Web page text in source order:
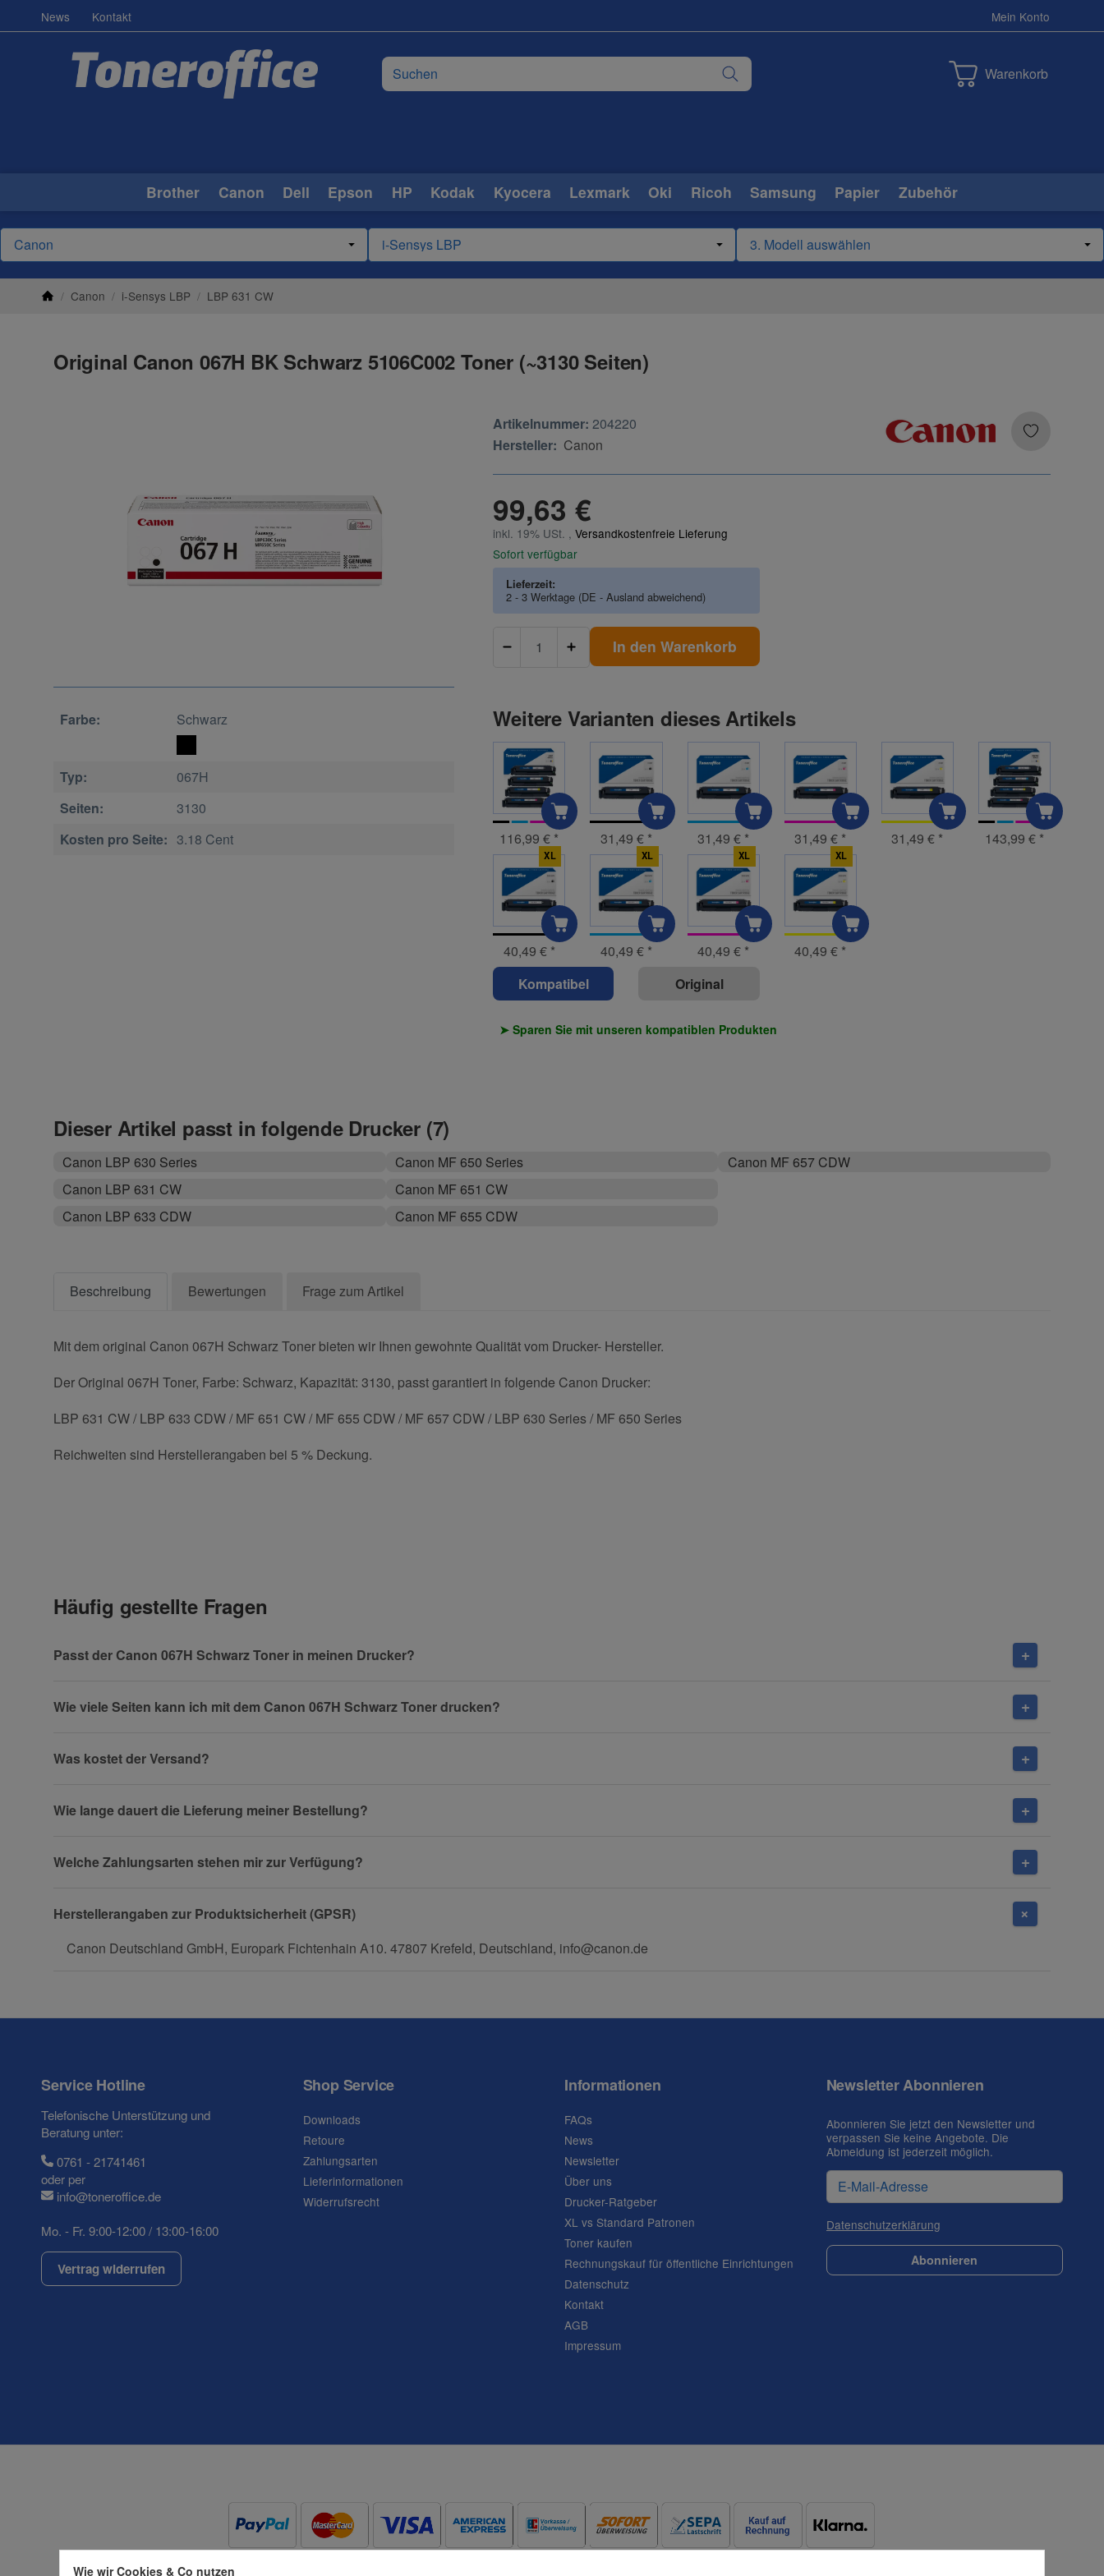
News Kontakt Mein Konto
Warenkorb
Brother Canon Dell Epson HP Kodak Kyocera Lexmark Oki Ricoh Samsung Papier Zubehör
/ Canon / i-Sensys LBP / LBP 631 CW
Original Canon 067H BK Schwarz 5106C002 Toner (~3130 Seiten)
Farbe: Schwarz
Typ:
067H
Seiten:
3130
Kosten pro Seite: 3.18 Cent
Artikelnummer: 204220
Hersteller: Canon
99,63 €
inkl. 19% USt. ,Versandkostenfreie Lieferung
Sofort verfügbar
Lieferzeit:
2 - 3 Werktage (DE - Ausland abweichend)
In den Warenkorb
Weitere Varianten dieses Artikels
116,99 € * 31,49 € * 31,49 € * 31,49 € * 31,49 € * 143,99 € *
XL
40,49 € *
XL
40,49 € *
XL
40,49 € *
XL
40,49 € *
Kompatibel
Original
➤ Sparen Sie mit unseren kompatiblen Produkten
Dieser Artikel passt in folgende Drucker (7)
Canon LBP 630 Series
Canon LBP 631 CW
Canon LBP 633 CDW
Canon MF 650 Series
Canon MF 651 CW
Canon MF 655 CDW
Canon MF 657 CDW
Beschreibung Bewertungen Frage zum Artikel
Mit dem original Canon 067H Schwarz Toner bieten wir Ihnen gewohnte Qualität vom Drucker- Hersteller.
Der Original 067H Toner, Farbe: Schwarz, Kapazität: 3130, passt garantiert in folgende Canon Drucker:
LBP 631 CW / LBP 633 CDW / MF 651 CW / MF 655 CDW / MF 657 CDW / LBP 630 Series / MF 650 Series
Reichweiten sind Herstellerangaben bei 5 % Deckung.
Telefon
Häufig gestellte Fragen
Passt der Canon 067H Schwarz Toner in meinen Drucker?
Wie viele Seiten kann ich mit dem Canon 067H Schwarz Toner drucken?
Was kostet der Versand?
Wie lange dauert die Lieferung meiner Bestellung?
Welche Zahlungsarten stehen mir zur Verfügung?
Herstellerangaben zur Produktsicherheit (GPSR)
Canon Deutschland GmbH, Europark Fichtenhain A10. 47807 Krefeld, Deutschland, info@canon.de
Service Hotline
Telefonische Unterstützung und
Beratung unter:
0761 - 21741461
oder per
info@toneroffice.de
Mo. - Fr. 9:00-12:00 / 13:00-16:00
Vertrag widerrufen
Shop Service
Downloads
Retoure
Zahlungsarten
Lieferinformationen
Widerrufsrecht
Informationen
FAQs
News
Newsletter
Über uns
Drucker-Ratgeber
XL vs Standard Patronen
Toner kaufen
Rechnungskauf für öffentliche Einrichtungen
Datenschutz
Kontakt
AGB
Impressum
Newsletter Abonnieren
Abonnieren Sie jetzt den Newsletter und
verpassen Sie keine Angebote. Die
Abmeldung ist jederzeit möglich.
Datenschutzerklärung
Abonnieren
Wie wir Cookies & Co nutzen